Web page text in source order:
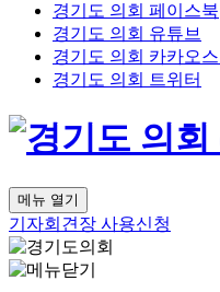
경기도 의회 페이스북
경기도 의회 유튜브
경기도 의회 카카오스
경기도 의회 트위터
메뉴 열기
기자회견장 사용신청